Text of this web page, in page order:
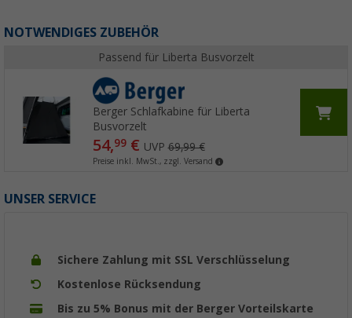
NOTWENDIGES ZUBEHÖR
Passend für Liberta Busvorzelt
Berger Schlafkabine für Liberta
Busvorzelt
54,99€ UVP69,99 €
Preise inkl. MwSt., zzgl. Versand
UNSER SERVICE
Sichere Zahlung mit SSL Verschlüsselung
Kostenlose Rücksendung
Bis zu 5% Bonus mit der Berger Vorteilskarte